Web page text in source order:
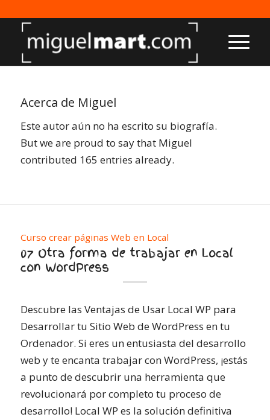
Acerca de Miguel
Este autor aún no ha escrito su biografía.
But we are proud to say that Miguel
contributed 165 entries already.
Curso crear páginas Web en Local
07 Otra forma de trabajar en Local
con WordPress
Descubre las Ventajas de Usar Local WP para
Desarrollar tu Sitio Web de WordPress en tu
Ordenador. Si eres un entusiasta del desarrollo
web y te encanta trabajar con WordPress, ¡estás
a punto de descubrir una herramienta que
revolucionará por completo tu proceso de
desarrollo! Local WP es la solución definitiva